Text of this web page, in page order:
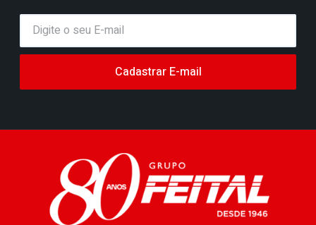
Cadastrar E-mail